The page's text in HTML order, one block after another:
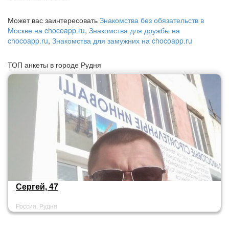
Может вас заинтересовать Знакомства без обязательств в
Москве на chocoapp.ru, Знакомства для дружбы на
chocoapp.ru, Знакомства для замужних на chocoapp.ru
ТОП анкеты в городе Рудня
Сергей, 47
Россия, Рудня